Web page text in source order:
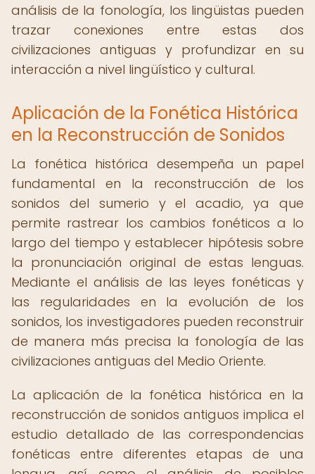
análisis de la fonología, los lingüistas pueden
trazar conexiones entre estas dos
civilizaciones antiguas y profundizar en su
interacción a nivel lingüístico y cultural.
Aplicación de la Fonética Histórica
en la Reconstrucción de Sonidos
La fonética histórica desempeña un papel
fundamental en la reconstrucción de los
sonidos del sumerio y el acadio, ya que
permite rastrear los cambios fonéticos a lo
largo del tiempo y establecer hipótesis sobre
la pronunciación original de estas lenguas.
Mediante el análisis de las leyes fonéticas y
las regularidades en la evolución de los
sonidos, los investigadores pueden reconstruir
de manera más precisa la fonología de las
civilizaciones antiguas del Medio Oriente.
La aplicación de la fonética histórica en la
reconstrucción de sonidos antiguos implica el
estudio detallado de las correspondencias
fonéticas entre diferentes etapas de una